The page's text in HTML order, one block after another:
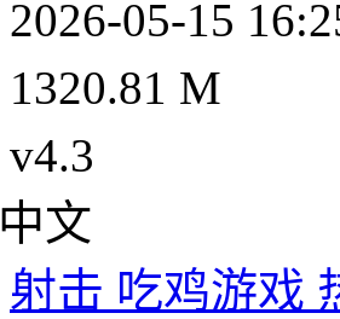
2026-05-15
1320.81 M
v4.3
中文
射击 吃鸡游戏